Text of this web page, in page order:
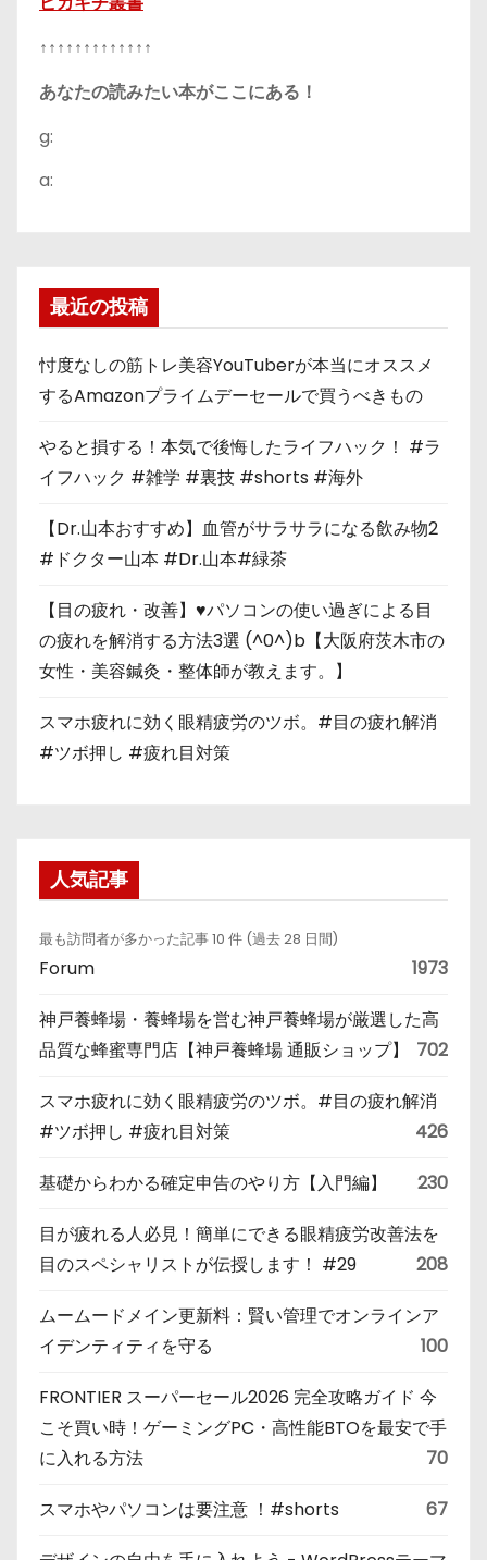
↑↑↑↑↑↑↑↑↑↑↑↑↑
あなたの読みたい本がここにある！
g:
a:
最近の投稿
忖度なしの筋トレ美容YouTuberが本当にオススメ
するAmazonプライムデーセールで買うべきもの
やると損する！本気で後悔したライフハック！ #ラ
イフハック #雑学 #裏技 #shorts #海外
【Dr.山本おすすめ】血管がサラサラになる飲み物2
#ドクター山本 #Dr.山本#緑茶
【目の疲れ・改善】♥パソコンの使い過ぎによる目
の疲れを解消する方法3選 (^0^)b【大阪府茨木市の
女性・美容鍼灸・整体師が教えます。】
スマホ疲れに効く眼精疲労のツボ。#目の疲れ解消
#ツボ押し #疲れ目対策
人気記事
最も訪問者が多かった記事 10 件 (過去 28 日間)
Forum 1973
神戸養蜂場・養蜂場を営む神戸養蜂場が厳選した高
品質な蜂蜜専門店【神戸養蜂場 通販ショップ】
702
スマホ疲れに効く眼精疲労のツボ。#目の疲れ解消
#ツボ押し #疲れ目対策
426
基礎からわかる確定申告のやり方【入門編】 230
目が疲れる人必見！簡単にできる眼精疲労改善法を
目のスペシャリストが伝授します！ #29
208
ムームードメイン更新料：賢い管理でオンラインア
イデンティティを守る
100
FRONTIER スーパーセール2026 完全攻略ガイド 今
こそ買い時！ゲーミングPC・高性能BTOを最安で手
に入れる方法
70
スマホやパソコンは要注意 ！#shorts 67